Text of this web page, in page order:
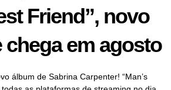
Friend”, novo
em agosto
álbum de Sabrina Carpenter! “Man’s